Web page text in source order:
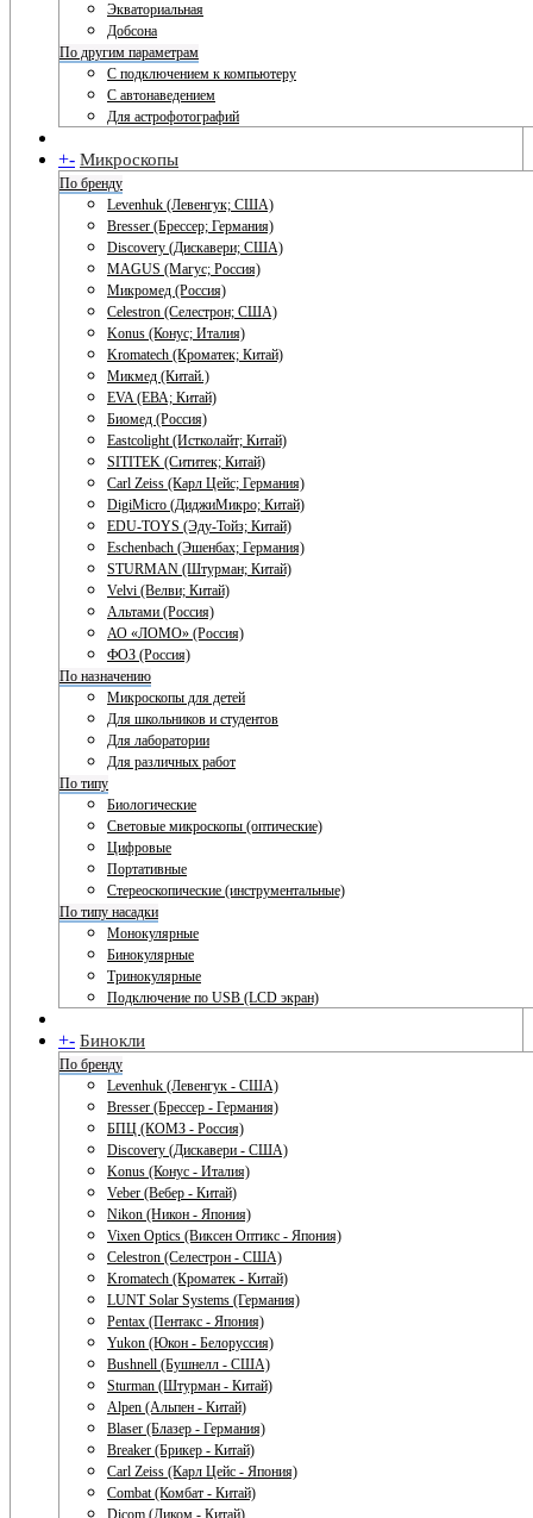
Экваториальная
Добсона
По другим параметрам
С подключением к компьютеру
С автонаведением
Для астрофотографий
+- Микроскопы
По бренду
Levenhuk (Левенгук; США)
Bresser (Брессер; Германия)
Discovery (Дискавери; США)
MAGUS (Магус; Россия)
Микромед (Россия)
Celestron (Селестрон; США)
Konus (Конус; Италия)
Kromatech (Кроматек; Китай)
Микмед (Китай.)
EVA (ЕВА; Китай)
Биомед (Россия)
Eastcolight (Истколайт; Китай)
SITITEK (Сититек; Китай)
Carl Zeiss (Карл Цейс; Германия)
DigiMicro (ДиджиМикро; Китай)
EDU-TOYS (Эду-Тойз; Китай)
Eschenbach (Эшенбах; Германия)
STURMAN (Штурман; Китай)
Velvi (Велви; Китай)
Альтами (Россия)
АО «ЛОМО» (Россия)
ФОЗ (Россия)
По назначению
Микроскопы для детей
Для школьников и студентов
Для лаборатории
Для различных работ
По типу
Биологические
Световые микроскопы (оптические)
Цифровые
Портативные
Стереоскопические (инструментальные)
По типу насадки
Монокулярные
Бинокулярные
Тринокулярные
Подключение по USB (LCD экран)
+- Бинокли
По бренду
Levenhuk (Левенгук - США)
Bresser (Брессер - Германия)
БПЦ (КОМЗ - Россия)
Discovery (Дискавери - США)
Konus (Конус - Италия)
Veber (Вебер - Китай)
Nikon (Никон - Япония)
Vixen Optics (Виксен Оптикс - Япония)
Celestron (Селестрон - США)
Kromatech (Кроматек - Китай)
LUNT Solar Systems (Германия)
Pentax (Пентакс - Япония)
Yukon (Юкон - Белоруссия)
Bushnell (Бушнелл - США)
Sturman (Штурман - Китай)
Alpen (Альпен - Китай)
Blaser (Блазер - Германия)
Breaker (Брикер - Китай)
Carl Zeiss (Карл Цейс - Япония)
Combat (Комбат - Китай)
Dicom (Диком - Китай)